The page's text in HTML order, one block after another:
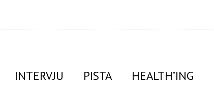
INTERVJU PISTA HEALTH’ING